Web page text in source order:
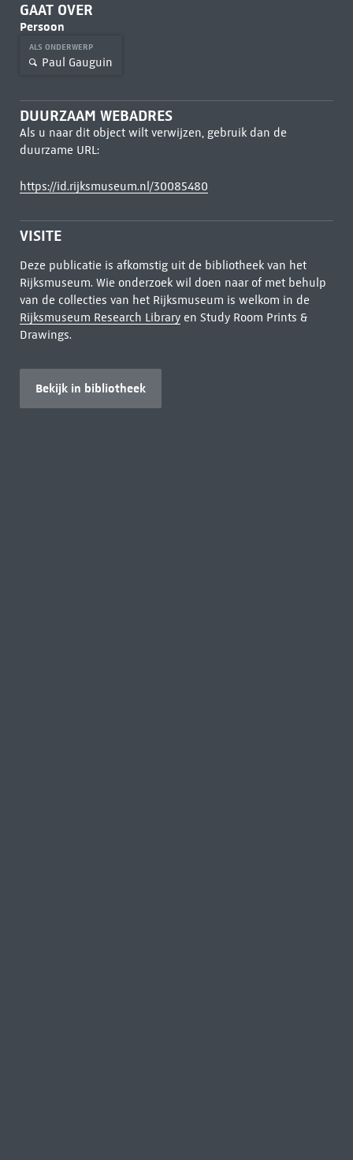
GAAT OVER
Persoon
ALS ONDERWERP
Paul Gauguin
DUURZAAM WEBADRES
Als u naar dit object wilt verwijzen, gebruik dan de
duurzame URL:
https://id.rijksmuseum.nl/30085480
VISITE
Deze publicatie is afkomstig uit de bibliotheek van het
Rijksmuseum. Wie onderzoek wil doen naar of met behulp
van de collecties van het Rijksmuseum is welkom in de
Rijksmuseum Research Libraryen Study Room Prints &
Drawings.
Bekijk in bibliotheek